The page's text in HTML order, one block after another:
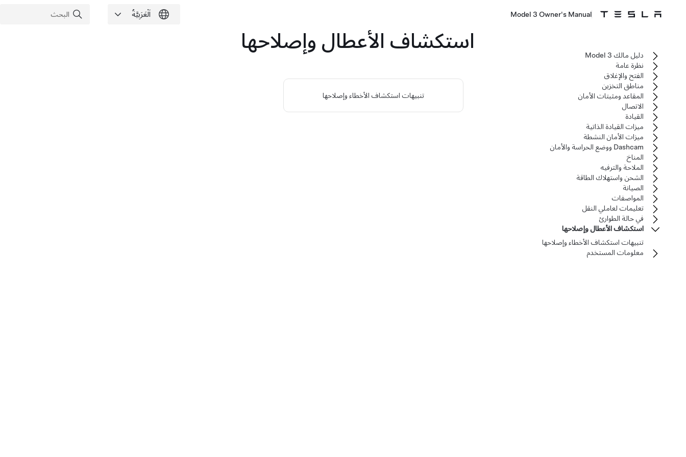
Model 3 Owner's Manual
استكشاف الأعطال وإصلاحها
تنبيهات استكشاف الأخطاء وإصلاحها
دليل مالك Model 3
نظرة عامة
الفتح والإغلاق
مناطق التخزين
المقاعد ومثبتات الأمان
الاتصال
القيادة
ميزات القيادة الذاتية
ميزات الأمان النشطة
Dashcam ووضع الحراسة والأمان
المناخ
الملاحة والترفيه
الشحن واستهلاك الطاقة
الصيانة
المواصفات
تعليمات لعاملي النقل
في حالة الطوارئ
استكشاف الأعطال وإصلاحها
تنبيهات استكشاف الأخطاء وإصلاحها
معلومات المستخدم